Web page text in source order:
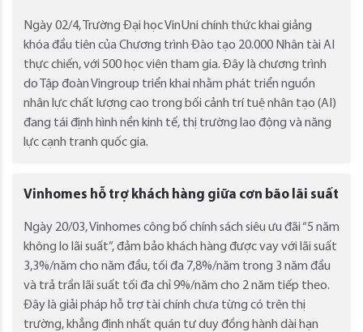
Ngày 02/4, Trường Đại học VinUni chính thức khai giảng
khóa đầu tiên của Chương trình Đào tạo 20.000 Nhân tài AI
thực chiến, với 500 học viên tham gia. Đây là chương trình
do Tập đoàn Vingroup triển khai nhằm phát triển nguồn
nhân lực chất lượng cao trong bối cảnh trí tuệ nhân tạo (AI)
đang tái định hình nền kinh tế, thị trường lao động và năng
lực cạnh tranh quốc gia.
Vinhomes hỗ trợ khách hàng giữa cơn bão lãi suất
Ngày 20/03, Vinhomes công bố chính sách siêu ưu đãi “5 năm
không lo lãi suất”, đảm bảo khách hàng được vay với lãi suất
3,3%/năm cho năm đầu, tối đa 7,8%/năm trong 3 năm đầu
và trả trần lãi suất tối đa chỉ 9%/năm cho 2 năm tiếp theo.
Đây là giải pháp hỗ trợ tài chính chưa từng có trên thị
trường, khẳng định nhất quán tư duy đồng hành dài hạn